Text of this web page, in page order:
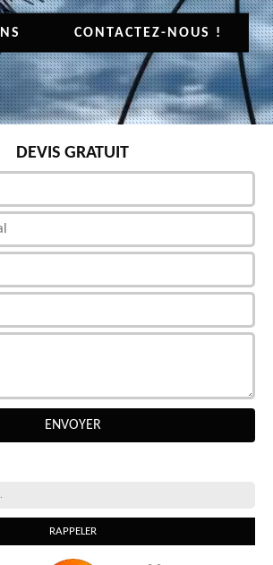
CONTACTEZ-NOUS !
DEVIS GRATUIT